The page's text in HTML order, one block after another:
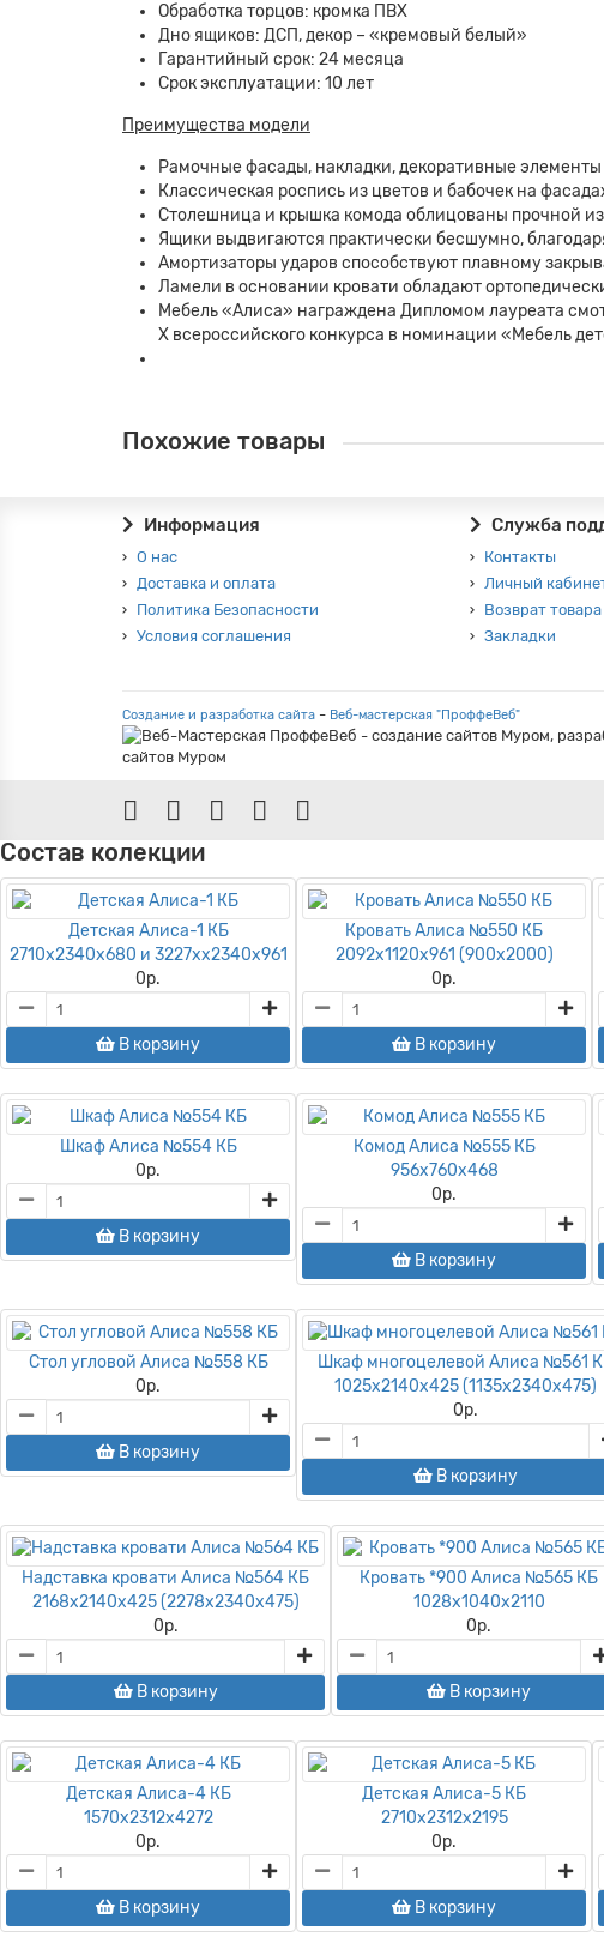
Обработка торцов: кромка ПВХ
Дно ящиков: ДСП, декор – «кремовый белый»
Гарантийный срок: 24 месяца
Срок эксплуатации: 10 лет
Преимущества модели
Рамочные фасады, накладки, декоративные
Классическая роспись из цветов и бабочек на
Столешница и крышка комода облицованы прочной
Ящики выдвигаются практически бесшумно,
Амортизаторы ударов способствуют плавному
Ламели в основании кровати обладают
Мебель «Алиса» награждена Дипломом лауреата
Х всероссийского конкурса в номинации «Мебель
Похожие товары
Информация
О нас
Доставка и оплата
Политика Безопасности
Условия соглашения
Служба
Контакты
Личный
Возврат товара
Закладки
Создание и разработка сайта - Веб-мастерская "ПроффеВеб"
Состав колекции
Детская Алиса-1 КБ
2710х2340х680 и 3227хх2340х961
0р.
В корзину
Кровать Алиса №550 КБ
2092х1120х961 (900х2000)
0р.
В корзину
Шкаф Алиса №554 КБ
0р.
В корзину
Комод Алиса №555 КБ
956х760х468
0р.
В корзину
Стол угловой Алиса №558 КБ
0р.
В корзину
Шкаф многоцелевой Алиса №561
1025х2140х425 (1135х2340х475)
0р.
В корзину
Надставка кровати Алиса №564 КБ
2168х2140х425 (2278х2340х475)
0р.
В корзину
Кровать *900 Алиса №565 КБ
1028х1040х2110
0р.
В корзину
Детская Алиса-4 КБ
1570х2312х4272
0р.
В корзину
Детская Алиса-5 КБ
2710х2312х2195
0р.
В корзину